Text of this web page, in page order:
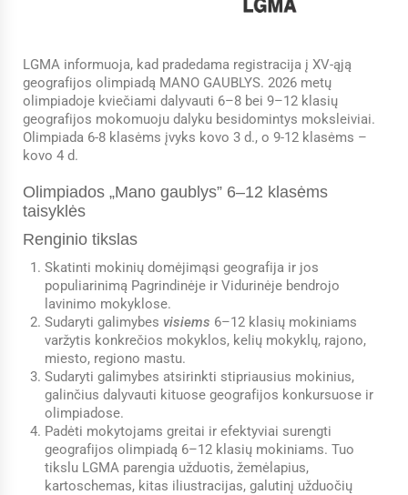
LGMA informuoja, kad pradedama registracija į XV-ąją
geografijos olimpiadą MANO GAUBLYS. 2026 metų
olimpiadoje kviečiami dalyvauti 6–8 bei 9–12 klasių
geografijos mokomuoju dalyku besidomintys moksleiviai.
Olimpiada 6-8 klasėms įvyks kovo 3 d., o 9-12 klasėms –
kovo 4 d.
Olimpiados „Mano gaublys” 6–12 klasėms
taisyklės
Renginio tikslas
Skatinti mokinių domėjimąsi geografija ir jos
populiarinimą Pagrindinėje ir Vidurinėje bendrojo
lavinimo mokyklose.
Sudaryti galimybes visiems 6–12 klasių mokiniams
varžytis konkrečios mokyklos, kelių mokyklų, rajono,
miesto, regiono mastu.
Sudaryti galimybes atsirinkti stipriausius mokinius,
galinčius dalyvauti kituose geografijos konkursuose ir
olimpiadose.
Padėti mokytojams greitai ir efektyviai surengti
geografijos olimpiadą 6–12 klasių mokiniams. Tuo
tikslu LGMA parengia užduotis, žemėlapius,
kartoschemas, kitas iliustracijas, galutinį užduočių